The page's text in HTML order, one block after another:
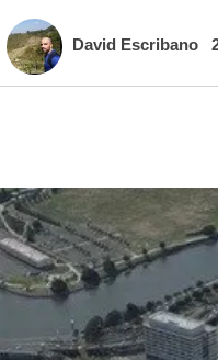
David Escribano